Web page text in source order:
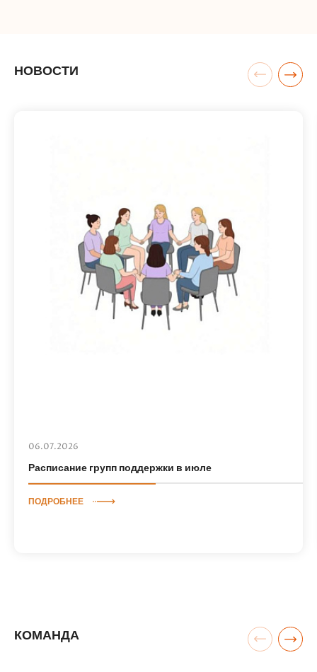
НОВОСТИ
06.07.2026
Расписание групп поддержки в июле
ПОДРОБНЕЕ
КОМАНДА